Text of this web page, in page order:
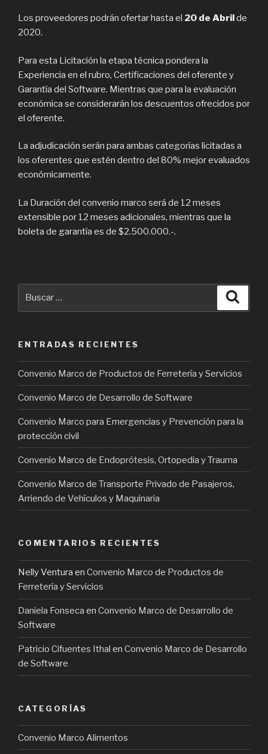
Los proveedores podrán ofertar hasta el 20 de Abril de
2020.
Para esta Licitación la etapa técnica pondera la
Experiencia en el rubro, Certificaciones del oferente y
Garantía del Software. Mientras que para la evaluación
económica se considerarán los descuentos ofrecidos por
el oferente.
La adjudicación serán para ambas categorías licitadas a
los oferentes que estén dentro del 80% mejor evaluados
económicamente.
La Duración del convenio marco será de 12 meses
extensible por 12 meses adicionales, mientras que la
boleta de garantía es de $2.500.000.-.
ENTRADAS RECIENTES
Convenio Marco de Productos de Ferretería y Servicios
Convenio Marco de Desarrollo de Software
Convenio Marco para Emergencias y Prevención para la
protección civil
Convenio Marco de Endoprótesis, Ortopedia y Trauma
Convenio Marco de Transporte Privado de Pasajeros,
Arriendo de Vehículos y Maquinaria
COMENTARIOS RECIENTES
Nelly Ventura en Convenio Marco de Productos de
Ferretería y Servicios
Daniela Fonseca en Convenio Marco de Desarrollo de
Software
Patricio Cifuentes Ithal en Convenio Marco de Desarrollo
de Software
CATEGORÍAS
Convenio Marco Alimentos